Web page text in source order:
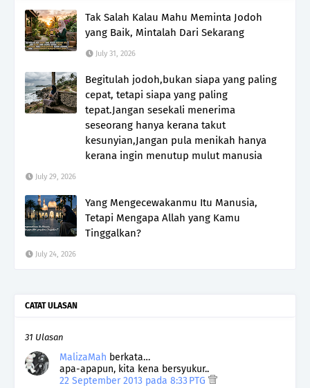
Tak Salah Kalau Mahu Meminta Jodoh
yang Baik, Mintalah Dari Sekarang
July 31, 2026
Begitulah jodoh,bukan siapa yang paling
cepat, tetapi siapa yang paling
tepat.Jangan sesekali menerima
seseorang hanya kerana takut
kesunyian,Jangan pula menikah hanya
kerana ingin menutup mulut manusia
July 29, 2026
Yang Mengecewakanmu Itu Manusia,
Tetapi Mengapa Allah yang Kamu
Tinggalkan?
July 24, 2026
CATAT ULASAN
31 Ulasan
MalizaMah berkata…
apa-apapun, kita kena bersyukur..
22 September 2013 pada 8:33 PTG